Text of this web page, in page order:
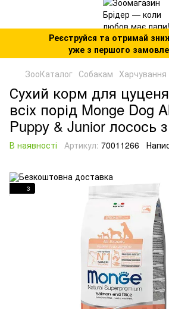
Реєструйся та отримай
уже з першого
ЗооКаталог Собакам Харчування
Сухий корм для
всіх порід Monge Dog
Puppy & Junior лосось
В наявності Артикул: 70011266
3